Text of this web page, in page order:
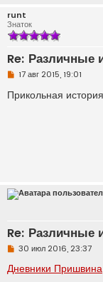
runt
Знаток
Re: Различные
Н
п
р
с
о
щ
е
н
е
17 авг 2015, 19:01
Прикольная
Re: Различные
Н
п
р
30 июл 2016, 23:37
Дневники Пришвина